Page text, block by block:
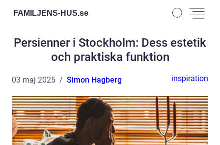
FAMILJENS-HUS.se
Persienner i Stockholm: Dess estetik
och praktiska funktion
03 maj 2025 Simon Hagberg inspiration